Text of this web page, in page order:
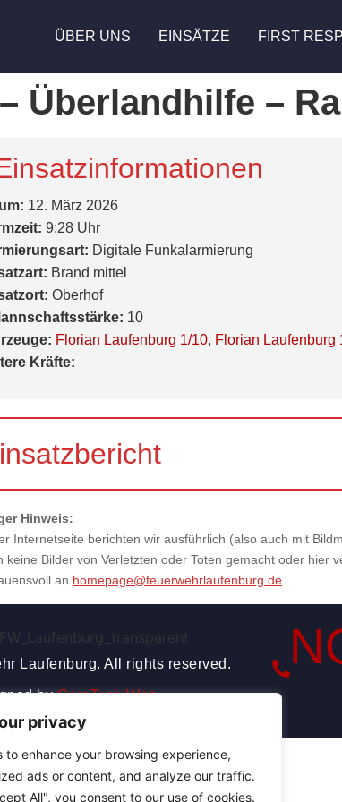
privacy
to enhance your browsing experience,
ads or content, and analyze our traffic.
All", you consent to our use of cookies.
ÜBER UNS EINSÄTZE FIRST
Überlandhilfe –
12. März 2026
9:28 Uhr
Digitale Funkalarmierung
Brand mittel
Oberhof
10
Florian Laufenburg 1/10, Florian Laufenburg
Kräfte:
Hinweis:
Internetseite berichten wir ausführlich (also auch mit
keine Bilder von Verletzten oder Toten gemacht oder
an homepage@feuerwehrlaufenburg.de.
Laufenburg. All rights reserved.
byCoreTech Web